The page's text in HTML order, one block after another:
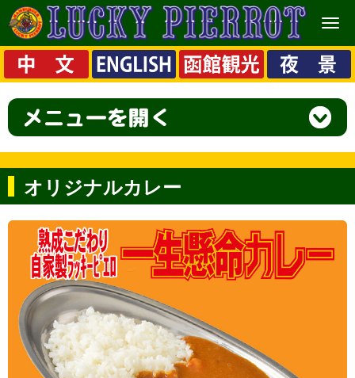
メ
ニ
ュ
ー
オリジナルカレー